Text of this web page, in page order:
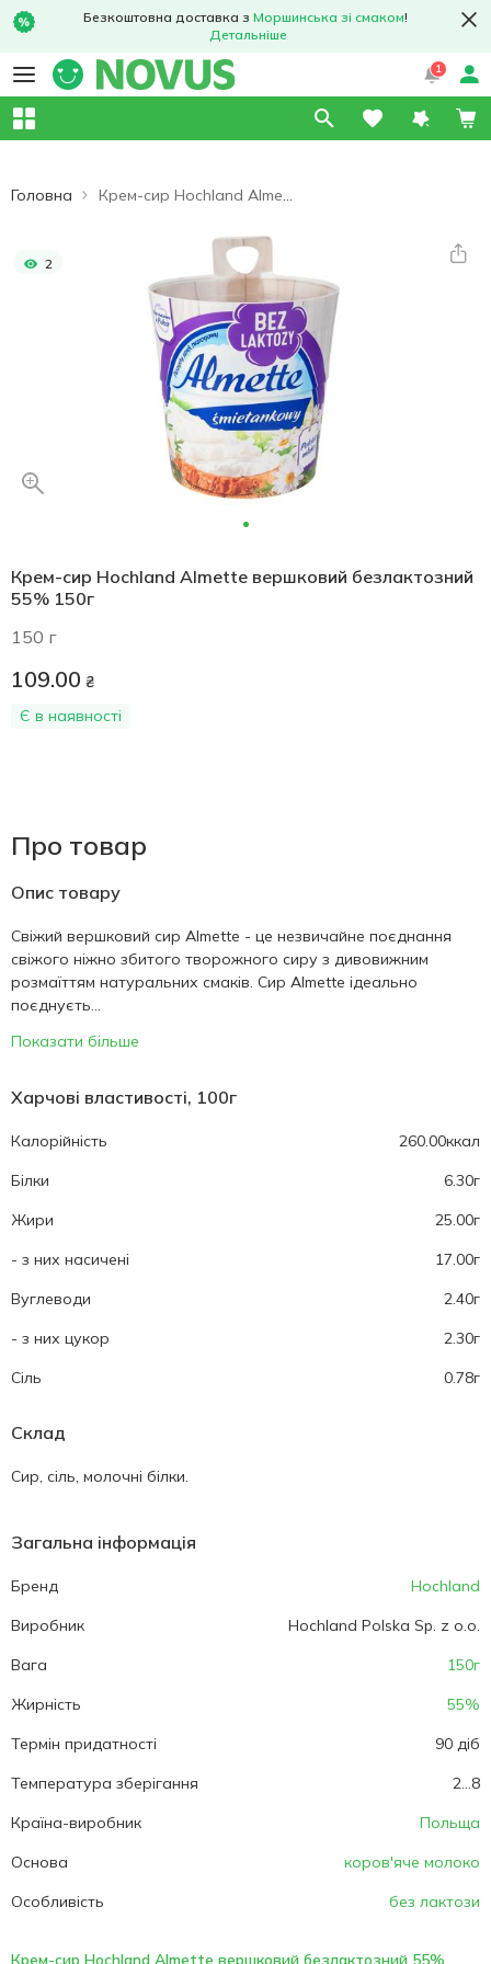
Безкоштовна доставка з Моршинська зі смаком!
Детальніше
1
Головна Крем-сир Hochland Almette вершковий безлактозний 55% 150г
2
Крем-сир Hochland Almette вершковий безлактозний
55% 150г
150 г
109.00 ₴
Є в наявності
Про товар
Опис товару
Cвіжий вершковий сир Almette - це незвичайне поєднання
свіжого ніжно збитого творожного сиру з дивовижним
розмаїттям натуральних смаків. Сир Almette ідеально
поєднуєть...
Показати більше
Харчові властивості, 100г
Калорійність
260.00ккал
Білки
6.30г
Жири
25.00г
- з них насичені
17.00г
Вуглеводи
2.40г
- з них цукор
2.30г
Cіль
0.78г
Склад
Сир, сіль, молочні білки.
Загальна інформація
Бренд
Hochland
Виробник
Hochland Polska Sp. z o.o.
Вага
150г
Жирність
55%
Термін придатності
90 діб
Температура зберігання
2...8
Країна-виробник
Польща
Основа
коров'яче молоко
Особливість
без лактози
Крем-сир Hochland Almette вершковий безлактозний 55%